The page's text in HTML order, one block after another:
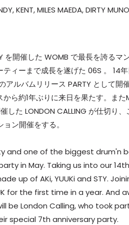
KENT, MILES MAEDA, DIRTY
を開催した WOMB で最長を誇るマ
ィーまで成長を遂げた 06S 。 14
アルバムリリース PARTY として開
ら約1年ぶりに来日を果たす。また
した LONDON CALLING が仕切り
ン開催をする。
and one of the biggest drum'n
in May. Taking us into our
up of AKi, YUUKi and STY.
for the first time in a year. And
be London Calling, who took
special 7th anniversary party.